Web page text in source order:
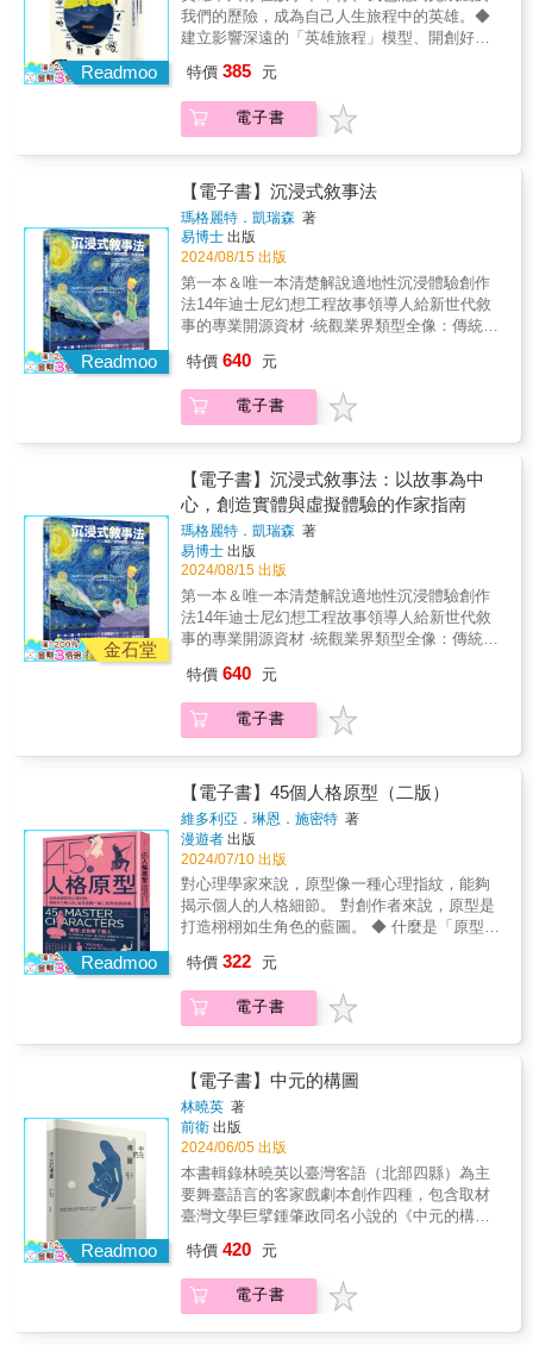
（Luther）、《海盜王國》（Crossbones）、
&《超時空博士》（Dr Who）、《軍情五處》
（Spooks）&&
排列） 台通何勁旻、吳念真、美秀集團
Amazing Show、唐綺陽、張小燕、張曼娟、郭
「姿態（地位）」是一個令人困惑的術語，但
你可以把他理解成一個人所做的行為。你的社
會地位可能會是低的，但姿態可以高；反之亦
然。觀眾很享受姿態與社會地位的反差，我們
認為流浪漢這樣的戲。在我看來，「姿態（地
位）便於理解你所處的身分和所扮演的姿態之
間的區別。這有點像是一上一下的「翹翹板原
放低自己或他人的姿態而獲得報酬的人。․許多
才華洋溢的作家都沒能寫出成功的劇本……那
是因為他們沒能理解戲劇不是一種文學藝術，
好的劇本也是在巧妙展現並反轉角色之間，一
部卓越的戲劇是姿態互動的精湛展示！即興的
能力․當我與一個團體首次見面時，我可能會要
他們以「無實體動作」表演脫帽子、從架上或
我可能會看向窗外。之後我會告訴他們，我感
興趣的不是他們做了什麼，而是他們思維如何
運作。我說，他們可以選擇伸出手來，看看手
定。敘事技巧․故事是在掙扎中產生的……即
興演員必須像是一個倒著走路的人，他看著曾
經去過的地方，但不把注意力放在未來，透過
「自由聯想」他的故事可以帶他翱翔，但仍然
必須「平衡」它，透過那些被擱置的事件，將
它們「回收重組」，使其成形。這對作家也很
有用，它鼓勵你寫下任何想寫的東西，這也意
味著當你陷入困境時，要回頭看，而不是往前
探索，你找到那些被你擱置的東西，然後重新
用上它們。在這本書中，凱斯審視了將這個世
故事？什麼會讓人發笑？什麼關係能引發觀眾
興趣？一個即興演員是如何想出接下來要如何
接招？衝突是戲劇性的必需品嗎？對於這些基
的答案，而這些答案從劇場延伸同時也實際
地，連結到到日常生活互動中。
氛圍&hellip;&hellip;我竟然完全沒印象！巡演
時，全神貫注於演出，猶如罩上一層濾鏡，讓
那些本該再熟悉不過的國家看起來相當不同
&hellip;&hellip;「宛然」，如夢。──班任旅
&&& 「阿班」的奇幻歷險 ＊&【操偶動作不靈
活，不如「掰彎」手指或喝醋解決？】&我的大
實有一種罕見的基因病變，使大拇指與食指無
法分開動作，這對一個操偶師來說，是極大的
缺陷。李天祿在面對我這份缺陷時感到相當苦
惱，他經常抓著我的手，試著「掰彎」它們，
但沒能成功。為了讓我的手指變得更靈活，他
建議我喝醋。我試過了，沒用
&hellip;&hellip;&【道，就是生意！】&我們在
東方語言學院安排了一場接待會，也請李天祿
在現場表演布袋戲。這是全法國的第一場布袋
讚嘆喜愛。在一場接待李老師的晚宴中，集聚
了校方最重要的漢學家，其中有一名鑽研《易
經》的專家很嚴肅地請教他何謂「道」？電光
火石間，李老師手指比著錢，說：「道？道就
是生意。」&【液體式北京人流
&hellip;&hellip;】&北京人對於外國人或對自己
人都表現出侵略性，就連搭個公車或在餐廳點
菜，都有點像「進行一場階級鬥爭」。走在北
京，不像在散步，更像是「液體般地物理性流
動」。個體並不存在，只是整體的一部分，不
停地移動著。四月時，大家都還穿著厚棉襖，
款式皆相同，卻毫無剪裁設計可言，而且顏色
這種被周遭的單一性包裹住的感覺，就像一個
小小的軟木塞，在一片浩瀚的海洋中浮沉。一
波波的浪襲來，感覺自身要被一股無法抗拒的
&hellip;&hellip;&【摩洛哥之夜，黑市換錢記】
&要兌現支票，必須具備摩洛哥公民身分，還要
有當地銀行戶頭。我們聯繫了戲劇節的主辦
方，一小時後，他們派來了一個人。我們將支
票存入他的帳戶，然後又等了許久，直到他的
帳戶完成確認。然後我們又等了兩小時，這位
救星終於被叫到櫃檯提取現金。於是我們一起
走到窗口，他取出的卻是迪拉姆（dirham，摩
洛哥當地貨幣）。我提出抗議，要求換取歐
元，而這位先生是摩洛哥人。我們是外國人，
但我們沒有戶頭。無論如何，我們永遠站在錯
的一邊！幾番折騰後，唯一的解決辦法是帶著
一大疊迪拉姆鈔票離開。&hellip;&hellip;窗口後
的員工接過我們的迪拉姆，然後他站起來，抱
著整包迪拉姆，對我們說：「我去黑市換錢，
你們在這等我，千萬別走喔。」他消失在黑夜
中。過了打烊時間，他滿臉笑意地回來了：歐
元來也！本書特色： 法國的臺灣布袋戲藝術推
手學戲因緣、半世紀全球巡演點滴 傳奇藝師第
一人稱親述自傳，分鏡感十足，驚險歷程、奇
幻故事連篇放送 收錄多幅偶戲國寶人物李天祿
珍稀影像 臺－法、跨文化藝術交流史祕聞趣故
大全
成疊。大體而言，年來拙文可分三大類：導
賞、評論、承傳教育。前者是介紹講解；中者
是微觀評隲；後者是宏觀廣論。面對疊疊文
稿，思量再三，何不稍留鴻爪，且按劇種劃分
「粵劇篇」，奉與戲迷同溯？然而，拙文委實
多如浪疊，不得不分拆上市。因此，本集先呈
「京劇篇」和「崑曲篇」，期與讀者共鑑。其
Readmoo
我們的歷險，成為自己人生旅程中的英雄。◆
建立影響深遠的「英雄旅程」模型、開創好萊
具影響力100本英文好書」之一◆隨書附「英雄
旅程」故事創作完整３大幕 X 17 階段【高清圖
解】QR code◆坎伯基金會（Campbell
一偉導讀橫跨故事創作、心靈成長、神話學領
域★暢銷世界百萬冊★長踞Amazon暢銷榜★◆
神話學大師坎伯，結合精神分析、人類學、文
學、藝術、社會學、語言學等跨領域研究，開
創「神話學世界觀」，提出「英雄旅程」模型
影響當代大眾文化敘事手法之巨作。◆從史丹
利．庫伯力克、喬治盧卡斯、史蒂芬史匹伯，
到賈伯斯、J.K.羅琳、《三體》劉慈欣，以神
話學影響西方流行文化70年，好萊塢必讀書
故事的「聖經級」參考書。◆ 編劇理論暢銷書
《故事的解剖》、《作家之路》、《電影的魔
力》等著作之思想源頭。◆ 將神話與當代生活
所有英雄必經之路的偉大旅程，啟發當代人接
受挑戰的召喚，踏上考驗的旅程，探索生命的
深層意義。◆在《千面英雄》中，美國神話學
大師坎伯整合並分析了世界各地的神話與宗教
故事——希臘、斯堪地納維亞、埃及、印地安
與中、南美，還有印度、日本、中國等地的神
話——得出一套「英雄」神話母題在跨文化神
話背後的心理普遍原型。它不只破解這些故事
「英雄旅程」理論。「英雄旅程」讓全世界的
人看到：古今中外不同文明與文化之間，存在
著一種極其驚人的相似精神，而不論我們的背
歸」的旅程，在過程中實現並超越自我。坎伯
認為，英雄是那些能夠了解、接受挑戰，進而
克服挑戰的人。他們離開安定的日常生活，遠
行、尋找、深入、高攀，在那裡找到原來的世
界所欠缺之物，並在過程中得到啟發，最後帶
著更成熟的身心回到原來的世界，展開新的人
生——這是全世界最受歡迎故事的基本模式，
也因為坎伯的《千面英雄》挖掘出這個「原
理」，從此被好萊塢奉為故事創作的王道。
清的面貌，故事的模式也有千百萬種，但「英
雄旅程」起源自人心深處，是人類較深層的集
體無意識。而因為它是共通的，因此容易打動
「原型」，涉及我們都非常熟悉的基本問題，
例如：我是誰？我從哪裡來？死後往那裡去？
什麼是善？什麼是惡？明天會是什麼樣子？昨
天到哪裡去了？這些深植於神話中的概念，幾
乎可以用來瞭解我們人類遭遇的所有問題，因
為它們是人生的基本、重大問題。這不僅使
《千面英雄》有助於個人成長、心靈開發，也
讀者的重要「工具」。從「外在」到「內
在」，英雄有千種面貌「英雄旅程」不只關於
前往迷宮、森林或洞穴歷險這些「向外」的旅
特價 385 元
電子書
Readmoo
【電子書】沉浸式敘事法
瑪格麗特．凱瑞森 著
易博士 出版
2024/08/15 出版
第一本＆唯一本清楚解說適地性沉浸體驗創作
法14年迪士尼幻想工程故事領導人給新世代敘
事的專業開源資材 ‧統觀業界類型全像：傳統到
帶領多專業團隊協作：以故事定錨，從大概念
展開，實現不存在的世界‧全方位立體說故事
法：以5W1H提問法，從觀眾驅動，構造世界細
利波特》……故事的世界如何實現？當專案到
你手中，你要如何說這個故事？如何用你的敘
事帶領多專業團隊走在對的路徑上？沉浸式體
驗隨科技發展蓬勃冒現，未來將更貼近生活日
常。統整體驗的核心——故事，成為作家創作
的嶄新場域。本書作者瑪格麗特‧凱瑞森憑藉傳
統影視、數位媒體、遊戲、品牌、及展館敘事
（如博物館、企業總部、教育中心）的經驗，
進而與娛樂業翹楚迪士尼合作，擔任沉浸式專
案的故事領導人、顧問、及作家，打造許多遍
based）娛樂園區。對這個還很新的創作領域，
她將自己豐富的創作實務及深刻見解，結合迪
士尼幻想工程團隊的專家智慧，綜整成實體及
多實例參照，跨時代、跨類型、甚至跨星系。
不論你是新手或是業界人士，都可從書中發現
所需的靈感。各界專業好評我開始在華特迪士
尼幻想工程團隊時，有關業務的所有事情幾乎
都是照慣例以口頭傳達。那是四十年前的事
了。 瑪格麗特‧凱瑞森以這本書打造開放資源，
《沉浸式敘事法》。書中將公共智識、經驗、
值。令你不能不沉浸其中。——喬・羅德（Joe
Rohde），華特迪士尼幻想工程資深執行長瑪
格麗特邀請每位作家或想成為作家的人，從360
可具有普遍性，並且會邀請我們所有人，無論
你的種族、國籍、或性別為何，去探討何以我
們說這些故事很重要的理由。——Shelby
Jiggetts-Tivony，迪士尼現場娛樂創意與高階
開發副總裁在主題環境中，沉浸式敘事是一個
不斷演變、由觀眾驅動、並以戲劇為重點的媒
介，但一直缺少嚴肅的實務性及對話性的剖
析。 至今皆然。 本書中，瑪格麗特‧凱瑞森闡
述所謂逃避現實的藝術性，充分說明我們的娛
的界線。 進入故事裡，不僅僅是逃避；而是我
們理解周圍世界的方式。——Todd Martens，
《洛杉磯時報》主題樂園記者瑪格麗特·‧凱瑞森
特價 640 元
電子書
金石堂
【電子書】沉浸式敘事法：以故事為中
心，創造實體與虛擬體驗的作家指南
瑪格麗特．凱瑞森 著
易博士 出版
2024/08/15 出版
第一本＆唯一本清楚解說適地性沉浸體驗創作
法14年迪士尼幻想工程故事領導人給新世代敘
事的專業開源資材 ‧統觀業界類型全像：傳統到
帶領多專業團隊協作：以故事定錨，從大概念
展開，實現不存在的世界‧全方位立體說故事
法：以5W1H提問法，從觀眾驅動，構造世界細
利波特》……故事的世界如何實現？當專案到
你手中，你要如何說這個故事？如何用你的敘
事帶領多專業團隊走在對的路徑上？沉浸式體
驗隨科技發展蓬勃冒現，未來將更貼近生活日
常。統整體驗的核心——故事，成為作家創作
的嶄新場域。本書作者瑪格麗特‧凱瑞森憑藉傳
統影視、數位媒體、遊戲、品牌、及展館敘事
（如博物館、企業總部、教育中心）的經驗，
進而與娛樂業翹楚迪士尼合作，擔任沉浸式專
及世界各地、耳目一新的適地性（location-
based）娛樂園區。對這個還很新的創作領域，
她將自己豐富的創作實務及深刻見解，結合迪
士尼幻想工程團隊的專家智慧，綜整成實體及
虛擬體驗皆可應用的方法指南。書中更提供許
多實例參照，跨時代、跨類型、甚至跨星系。
不論你是新手或是業界人士，都可從書中發現
所需的靈感。各界專業好評我開始在華特迪士
尼幻想工程團隊時，有關業務的所有事情幾乎
都是照慣例以口頭傳達。那是四十年前的事
了。 瑪格麗特‧凱瑞森以這本書打造開放資源，
《沉浸式敘事法》。書中將公共智識、經驗、
和真實世界的例子匯集起來，揭示職業的價
值。令你不能不沉浸其中。——喬・羅德（Joe
Rohde），華特迪士尼幻想工程資深執行長瑪
特價 640 元
電子書
Readmoo
【電子書】45個人格原型（二版）
維多利亞．琳恩．施密特 著
漫遊者 出版
2024/07/10 出版
對心理學家來說，原型像一種心理指紋，能夠
揭示個人的人格細節。 對創作者來說，原型是
打造栩栩如生角色的藍圖。 ◆ 什麼是「原型」
世通用的無意識形象模式，存在於神話、文學
和藝術之中。 神話是人類說故事傳統的起源。
瑞士心理學家榮格（Carl Gustav Jung）相信，
本的人類形象，能夠喚起我們的最深層情感。
每一種「原型」都有一組自己的價值判斷、意
義和性格特點，代表人類不同的基本慾望，而
所有曾經深深打動我們的角色，其實也都體現
了某種原型，凸顯了人類特定的慾望、追求、
價值觀，所以可以深入閱聽者內心、引發共
鳴。 這些原型幫助角色具備強勁的「性格弧
線」，展現角色在故事中的性格變化。每個成
功的角色，都會在故事的進程裡學習並成長，
許多的「嶄新」人物。 ◆ 以心理學為根基，
從原型出發，深入角色內心， 因為，原型比你
更了解人。 ●了解人性，剖析角色 你喜歡成為
特價 322 元
電子書
Readmoo
【電子書】中元的構圖
林曉英 著
前衛 出版
2024/06/05 出版
本書輯錄林曉英以臺灣客語（北部四縣）為主
要舞臺語言的客家戲劇本創作四種，包含取材
臺灣文學巨擘鍾肇政同名小說的《中元的構
《戲夢情緣》（傳藝金曲獎「最佳劇本獎」入
圍）速寫青春愛情的果敢無畏和志趣追求；
《海東奇逢》（客委會劇本徵選首獎）以臺灣
特價 420 元
電子書